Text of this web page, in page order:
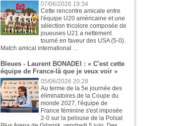
07/06/2026 19:34
Cette rencontre amicale entre
l'équipe U20 américaine et une
sélection tricolore composée de
joueuses U21 a nettement
tourné en faveur des USA (5-0).
Match amical international ...
Bleues - Laurent BONADEI : « C'est cette
équipe de France-là que je veux voir »
05/06/2026 20:28
Au terme de la 5e journée des
éliminatoires de la Coupe du
monde 2027, l'équipe de
France féminine s'est imposée
2-0 sur la pelouse de la Polsat